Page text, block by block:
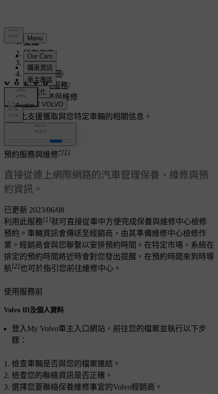
支援/
所有汽車/
V60 2016/
使用者手冊/
保養與服務/
預約服務與維修
客製化支援獲取與您特定車輛的相關信息。
已更新 2023/06/08
預約服務與維修*[1]
直接從連上網際網路的汽車管理保養、維修與預
約資訊。
利用此服務[1]就可直接從車中方便完成保養與維修中心檢修
預約。車輛資訊會傳送至經銷商，由其準備維修中心檢修作
業。經銷商會與您聯繫以安排預約時間。在特定市場，系統在
排定的預約時間將近時會對您發出提醒，在預約時間來到時導
航[2]也可於指引您前往維修中心。
使用服務前
Volvo ID及個人資料
登入My Volvo車主入口網站，前往您的檔案並執行以下步
驟：
檢查車輛是否與您的檔案連結。
檢查您的聯絡資訊是否正確。
選擇您要聯絡保養維修事宜的Volvo經銷商。